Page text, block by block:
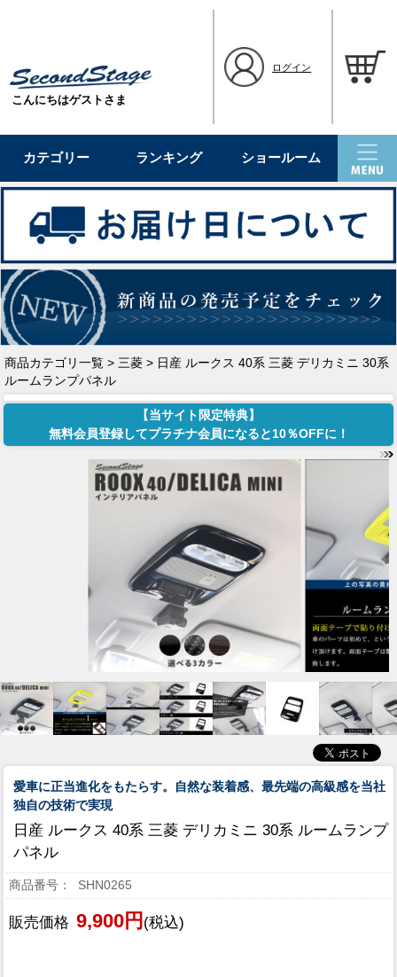
こんにちはゲストさま
ログイン
カテゴリー ランキング ショールーム
商品カテゴリ一覧 > 三菱 > 日産 ルークス 40系 三菱 デリカミニ 30系
ルームランプパネル
【当サイト限定特典】
無料会員登録してプラチナ会員になると10％OFFに！
愛車に正当進化をもたらす。自然な装着感、最先端の高級感を当社
独自の技術で実現
日産 ルークス 40系 三菱 デリカミニ 30系 ルームランプ
パネル
SHN0265
販売価格 9,900円 (税込)